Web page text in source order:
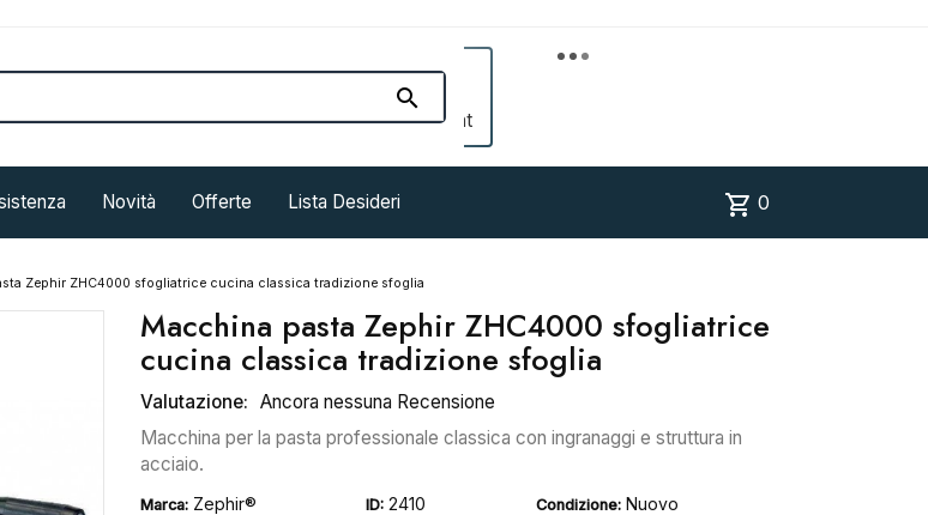


Account
Novità Offerte Lista Desideri shopping_cart 0
Zephir ZHC4000 sfogliatrice cucina classica tradizione sfoglia
Macchina pasta Zephir ZHC4000 sfogliatrice
cucina classica tradizione sfoglia
Valutazione: Ancora nessuna Recensione
Macchina per la pasta professionale classica con ingranaggi e struttura in
acciaio.
Marca: Zephir® ID: 2410 Condizione: Nuovo